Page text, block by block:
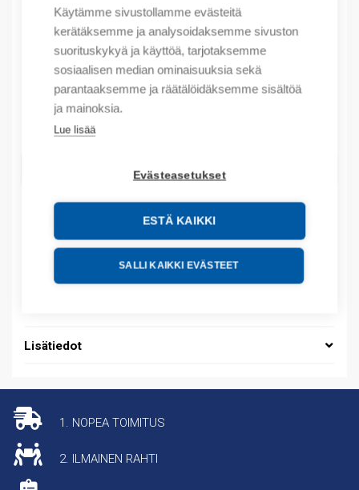
Käytämme sivustollamme evästeitä
kerätäksemme ja analysoidaksemme sivuston
suorituskykyä ja käyttöä, tarjotaksemme
sosiaalisen median ominaisuuksia sekä
parantaaksemme ja räätälöidäksemme sisältöä
ja mainoksia.
Lue lisää
Evästeasetukset
ESTÄ KAIKKI
SALLI KAIKKI EVÄSTEET
44,44€/ myyntierä
Myyntierä sis. 1 kpl
Määrä
Määrä
LISÄÄ OSTOSKORIIN
Tuotekoodit
Tilauskoodi: NL2104N30MAB25A
Lisätiedot
1. NOPEA TOIMITUS
2. ILMAINEN RAHTI